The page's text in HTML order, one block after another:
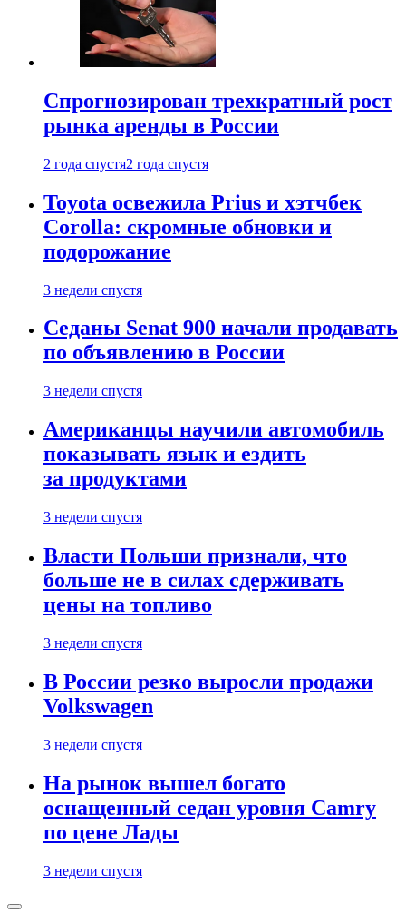
Спрогнозирован трехкратный рост
рынка аренды в России
2 года спустя2 года спустя
Toyota освежила Prius и хэтчбек
Corolla: скромные обновки и
подорожание
3 недели спустя
Седаны Senat 900 начали продавать
по объявлению в России
3 недели спустя
Американцы научили автомобиль
показывать язык и ездить
за продуктами
3 недели спустя
Власти Польши признали, что
больше не в силах сдерживать
цены на топливо
3 недели спустя
В России резко выросли продажи
Volkswagen
3 недели спустя
На рынок вышел богато
оснащенный седан уровня Camry
по цене Лады
3 недели спустя